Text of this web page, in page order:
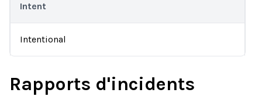
Intent
Intentional
Rapports d'incidents